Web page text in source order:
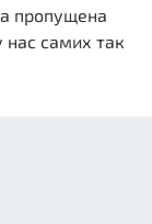
пропущена
самих так